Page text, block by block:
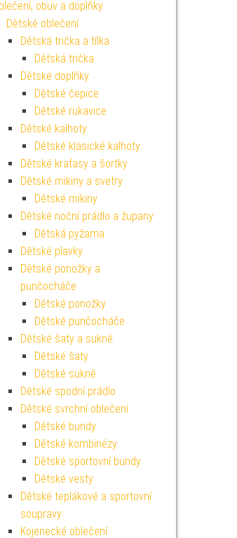
obuv a doplňky
Dětské oblečení
Dětská trička a tílka
Dětská trička
Dětské doplňky
Dětské čepice
Dětské rukavice
Dětské kalhoty
Dětské klasické kalhoty
Dětské kraťasy a šortky
Dětské mikiny a svetry
Dětské mikiny
Dětské noční prádlo a župany
Dětská pyžama
Dětské plavky
Dětské ponožky a
punčocháče
Dětské ponožky
Dětské punčocháče
Dětské šaty a sukně
Dětské šaty
Dětské sukně
Dětské spodní prádlo
Dětské svrchní oblečení
Dětské bundy
Dětské kombinézy
Dětské sportovní bundy
Dětské vesty
Dětské teplákové a sportovní
soupravy
Kojenecké oblečení